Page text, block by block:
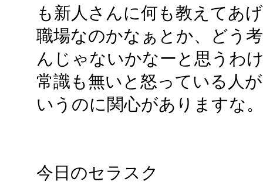
も新人さんに何も教えてあ
職場なのかなぁとか、どう
んじゃないかなーと思うわ
常識も無いと怒っている人
いうのに関心がありますな。
今日のセラスク